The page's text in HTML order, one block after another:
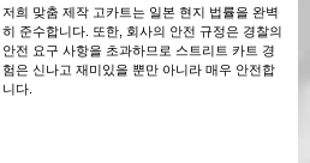
저희 맞춤 제작 고카트는 일본 현지 법률을 완벽
히 준수합니다. 또한, 회사의 안전 규정은 경찰의
안전 요구 사항을 초과하므로 스트리트 카트 경
험은 신나고 재미있을 뿐만 아니라 매우 안전합
니다.